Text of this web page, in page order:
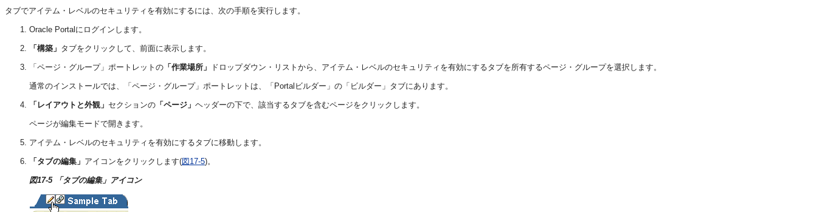
タブでアイテム・レベルのセキュリティを有効にするには、次の手順を実行します。
Oracle Portalにログインします。
「構築」 タブをクリックして、前面に表示します。
「ページ・グループ」ポートレットの 「作業場所」 ドロップダウン・リストから、アイテム・レベルのセキュリティを有効にするタブを所有するページ・グループを選択します。
通常のインストールでは、「ページ・グループ」ポートレットは、「Portalビルダー」の「ビルダー」タブにあります。
「レイアウトと外観」 セクションの 「ページ」 ヘッダーの下で、該当するタブを含むページをクリックします。
ページが編集モードで開きます。
アイテム・レベルのセキュリティを有効にするタブに移動します。
「タブの編集」 アイコンをクリックします(図17-5)。
図17-5 「タブの編集」アイコン